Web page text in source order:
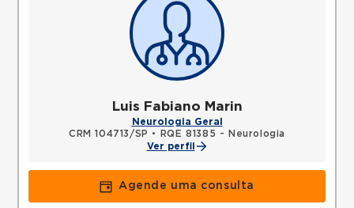
Luis Fabiano Marin
Neurologia Geral
CRM 104713/SP •
RQE 81385 - Neurologia
Ver perfil
Agende uma consulta